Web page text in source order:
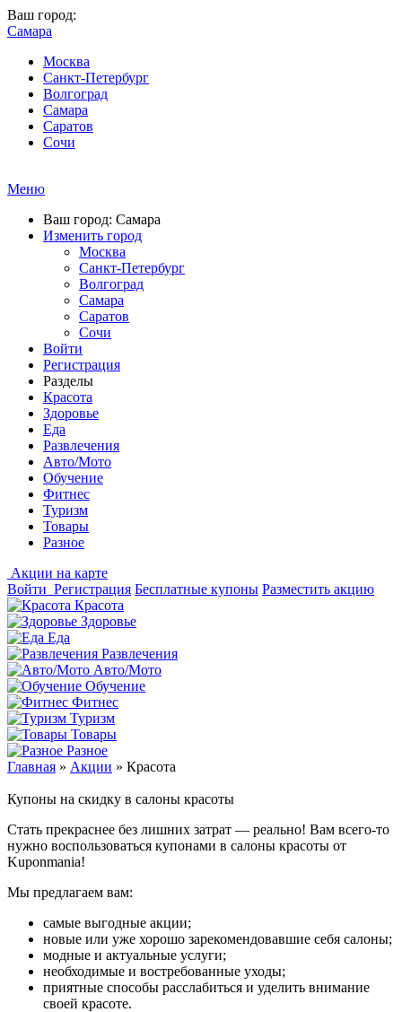
Ваш город:
Самара
Москва
Санкт-Петербург
Волгоград
Самара
Саратов
Сочи
Меню
Ваш город: Самара
Изменить город
Москва
Санкт-Петербург
Волгоград
Самара
Саратов
Сочи
Войти
Регистрация
Разделы
Красота
Здоровье
Еда
Развлечения
Авто/Мото
Обучение
Фитнес
Туризм
Товары
Разное
Акции на карте
Войти Регистрация Бесплатные купоны Разместить акцию
Красота
Здоровье
Еда
Развлечения
Авто/Мото
Обучение
Фитнес
Туризм
Товары
Разное
Главная » Акции » Красота
Купоны на скидку в салоны красоты
Стать прекраснее без лишних затрат — реально! Вам всего-то
нужно воспользоваться купонами в салоны красоты от
Kuponmania!
Мы предлагаем вам:
самые выгодные акции;
новые или уже хорошо зарекомендовавшие себя салоны;
модные и актуальные услуги;
необходимые и востребованные уходы;
приятные способы расслабиться и уделить внимание
своей красоте.